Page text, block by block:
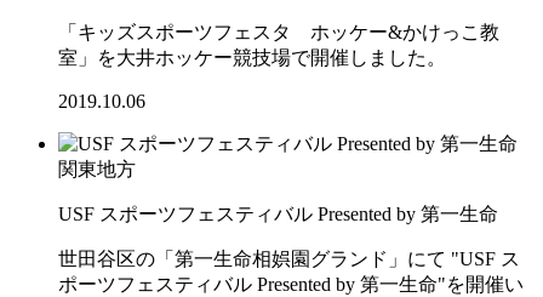
「キッズスポーツフェスタ ホッケー&かけっこ教
室」を大井ホッケー競技場で開催しました。
2019.10.06
関東地方
USF スポーツフェスティバル Presented by 第一生命
世田谷区の「第一生命相娯園グランド」にて "USF ス
ポーツフェスティバル Presented by 第一生命"を開催い